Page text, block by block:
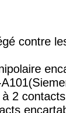
contre
2